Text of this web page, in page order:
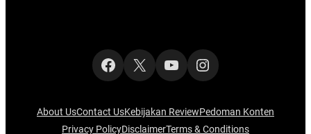
Facebook
X YouTubeInstagram
About UsContact UsKebijakan ReviewPedoman Konten
Privacy PolicyDisclaimerTerms & Conditions